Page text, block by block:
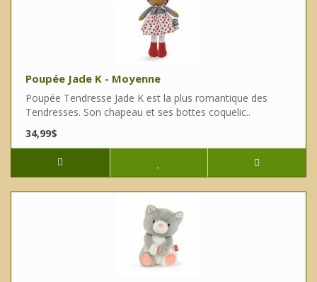
Poupée Jade K - Moyenne
Poupée Tendresse Jade K est la plus romantique des
Tendresses. Son chapeau et ses bottes coquelic..
34,99$